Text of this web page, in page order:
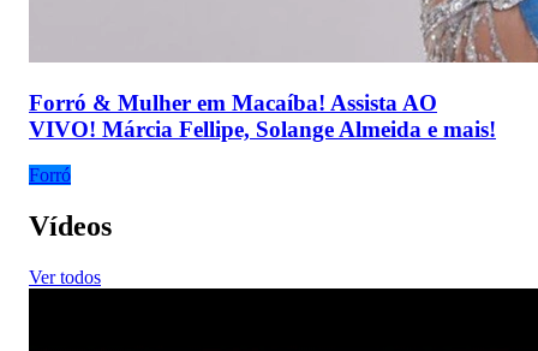
Forró & Mulher em Macaíba! Assista AO
VIVO! Márcia Fellipe, Solange Almeida e mais!
Forró
Vídeos
Ver todos